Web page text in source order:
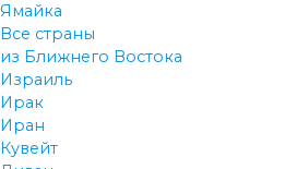
Ямайка
Все страны
из Ближнего Востока
Израиль
Ирак
Иран
Кувейт